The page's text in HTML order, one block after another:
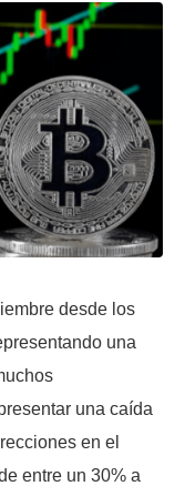
desde los
una
una caída
en el
entre un 30% a